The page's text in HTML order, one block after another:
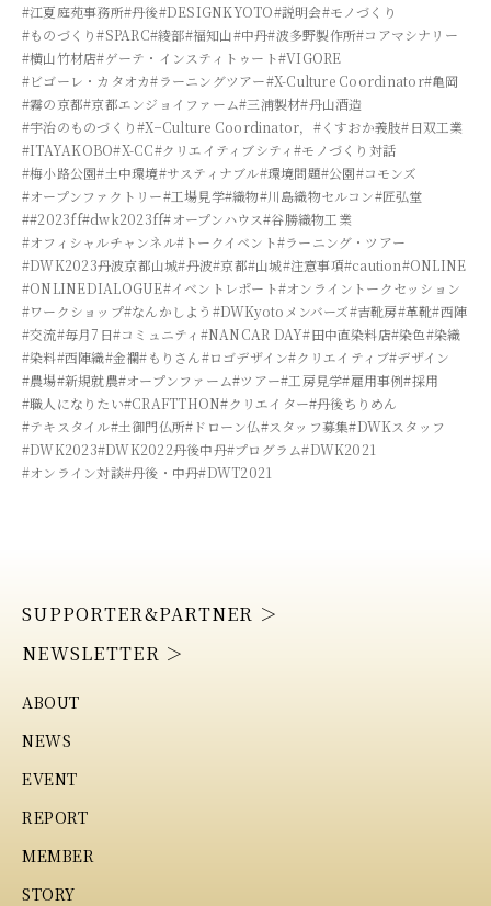
#江夏庭苑事務所#丹後#DESIGNKYOTO#説明会#モノづくり
#ものづくり#SPARC#綾部#福知山#中丹#波多野製作所#コアマシナリー
#横山竹材店#ゲーテ・インスティトゥート#VIGORE
#ビゴーレ・カタオカ#ラーニングツアー#X-Culture Coordinator#亀岡
#霧の京都#京都エンジョイファーム#三浦製材#丹山酒造
#宇治のものづくり#X−Culture Coordinator， #くすおか義肢#日双工業
#ITAYAKOBO#X-CC#クリエイティブシティ#モノづくり対話
#梅小路公園#土中環境#サスティナブル#環境問題#公園#コモンズ
#オープンファクトリー#工場見学#織物#川島織物セルコン#匠弘堂
##2023ff#dwk2023ff#オープンハウス#谷勝織物工業
#オフィシャルチャンネル#トークイベント#ラーニング・ツアー
#DWK2023丹波京都山城#丹波#京都#山城#注意事項#caution#ONLINE
#ONLINEDIALOGUE#イベントレポート#オンライントークセッション
#ワークショップ#なんかしよう #DWKyotoメンバーズ#吉靴房#革靴#西陣
#交流#毎月7日#コミュニティ #NANCAR DAY#田中直染料店#染色#染織
#染料#西陣織#金襴#もりさん#ロゴデザイン#クリエイティブ#デザイン
#農場#新規就農#オープンファーム#ツアー#工房見学#雇用事例#採用
#職人になりたい#CRAFTTHON#クリエイター#丹後ちりめん
#テキスタイル#土御門仏所#ドローン仏#スタッフ募集#DWKスタッフ
#DWK2023#DWK2022丹後中丹#プログラム#DWK2021
#オンライン対談#丹後・中丹#DWT2021
SUPPORTER&PARTNER ＞
NEWSLETTER ＞
ABOUT
NEWS
EVENT
REPORT
MEMBER
STORY